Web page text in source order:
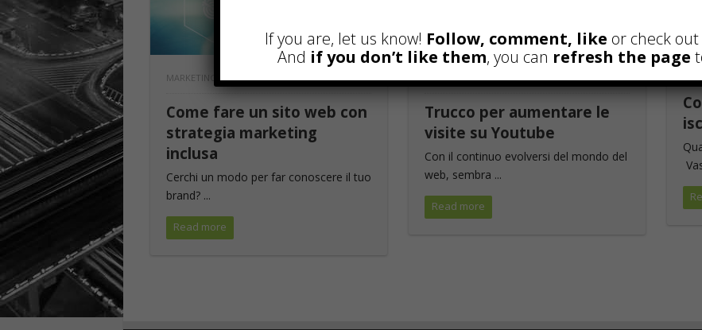
MARKETING
Come fare un sito web con
strategia marketing
inclusa
Cerchi un modo per far conoscere il tuo
brand? ...
Read more
INTERNET,MARKETING
Trucco per aumentare le
visite su Youtube
Con il continuo evolversi del mondo del
web, sembra ...
Read more
If you are, let us know! Follow, comment, like or check
And if you don’t like them, you can refresh the page